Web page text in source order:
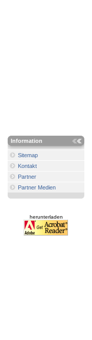
Information
Sitemap
Kontakt
Partner
Partner Medien
herunterladen